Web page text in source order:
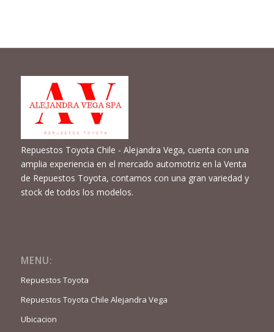
Repuestos Toyota Chile - Alejandra Vega, cuenta con una
amplia experiencia en el mercado automotriz en la Venta
de Repuestos Toyota, contamos con una gran variedad y
stock de todos los modelos.
MENU:
Repuestos Toyota
Repuestos Toyota Chile Alejandra Vega
Ubicacion